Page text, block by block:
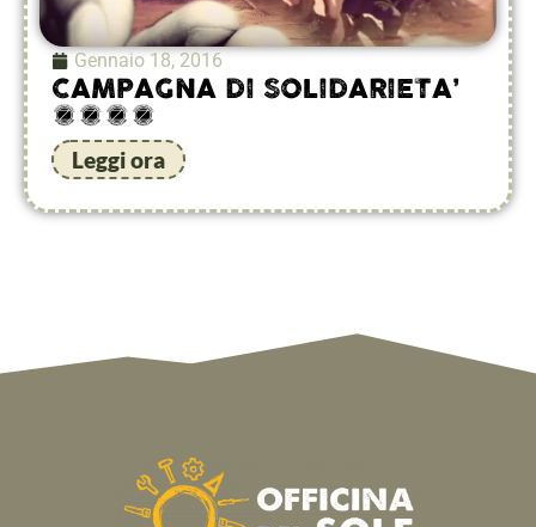
Gennaio 18, 2016
CAMPAGNA DI SOLIDARIETA’
2016
Leggi ora